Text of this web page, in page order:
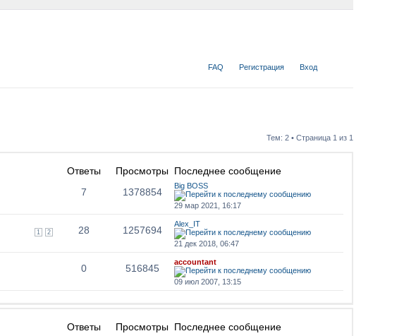
FAQ Регистрация Вход
Тем: 2 • Страница 1 из 1
Ответы Просмотры Последнее сообщение
7 1378854
Big BOSS
29 мар 2021, 16:17
1 2 28 1257694
Alex_IT
21 дек 2018, 06:47
0 516845
accountant
09 июл 2007, 13:15
Ответы Просмотры Последнее сообщение